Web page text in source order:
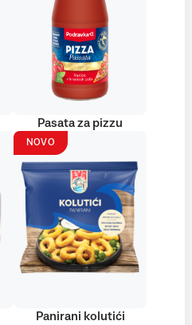
Pasata za pizzu
NOVO
Panirani kolutići